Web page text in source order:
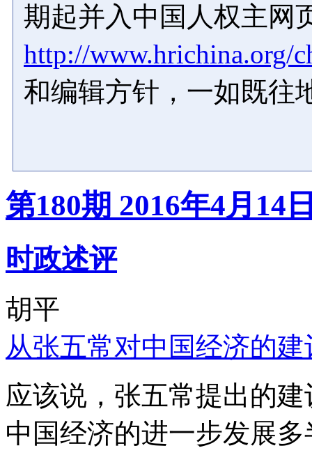
期起并入中国人权主网
http://www.hrichina.org/
和编辑方针，一如既往
第180期 2016年4月14
时政述评
胡平
从张五常对中国经济的
应该说，张五常提出的
中国经济的进一步发展